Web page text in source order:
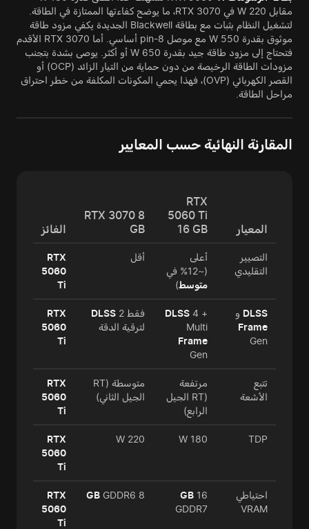
مقابل 220 W في RTX 3070، ما يوضح كفاءتها الممتازة في الطاقة.
لتشغيل النظام بثبات مع بطاقة Blackwell الجديدة يكفي مزود طاقة
موثوق بقدرة 550 W مع موصل 8-pin أساسي. أما RTX 3070 الأقدم
فتحتاج إلى مزود طاقة جيد بقدرة 650 W أو أكثر. يوصى بشدة بتجنب
مزودات الطاقة الرخيصة من دون حماية من التيار الزائد (OCP) أو
القصر الكهربائي (OVP)، فهذا يحمي المكونات المكلفة من خطر احتراق
مراحل الطاقة.
المقارنة النهائية حسب المعايير
المعيار
RTX
5060 Ti
16 GB
RTX 3070 8
GB
الفائز
التصيير
التقليدي
أعلى
(~12% في
متوسط)
أقل
RTX
5060
Ti
DLSS و
Frame
Gen
DLSS 4 +
Multi
Frame
Gen
فقط DLSS 2
لترقية الدقة
RTX
5060
Ti
تتبع
الأشعة
مرتفعة
(RT الجيل
الرابع)
متوسطة (RT
الجيل الثاني)
RTX
5060
Ti
TDP
180 W
220 W
RTX
5060
Ti
احتياطي
VRAM
16
GB
GDDR7
8
GB GDDR6
RTX
5060
Ti